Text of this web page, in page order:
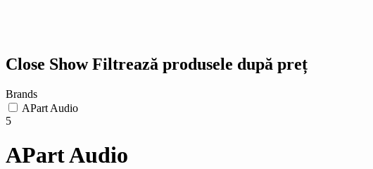
Close ShowFiltrează produsele după preț
Brands
APart Audio
5
APart Audio